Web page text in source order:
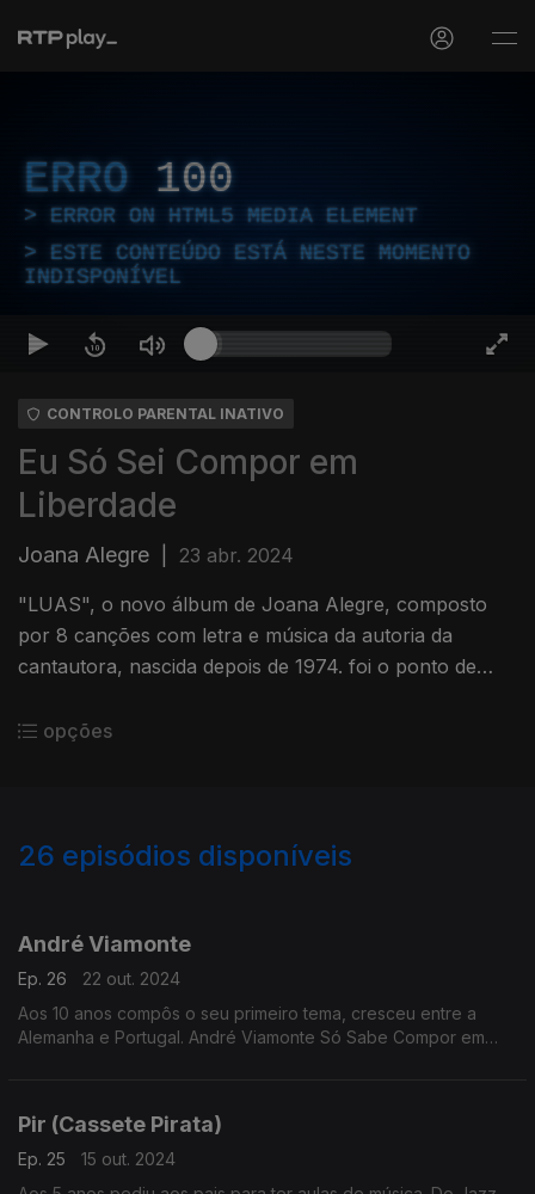
ERRO 100
ERROR ON HTML5 MEDIA ELEMENT
ESTE CONTEÚDO ESTÁ NESTE MOMENTO
INDISPONÍVEL
CONTROLO PARENTAL INATIVO
Eu Só Sei Compor em
Liberdade
Joana Alegre 23 abr. 2024
"LUAS", o novo álbum de Joana Alegre, composto
por 8 canções com letra e música da autoria da
cantautora, nascida depois de 1974. foi o ponto de
Joana Alegre
opções
26 episódios disponíveis
André Viamonte
Ep. 26
22 out. 2024
Aos 10 anos compôs o seu primeiro tema, cresceu entre a
Alemanha e Portugal. André Viamonte Só Sabe Compor em
Pir (Cassete Pirata)
Ep. 25
15 out. 2024